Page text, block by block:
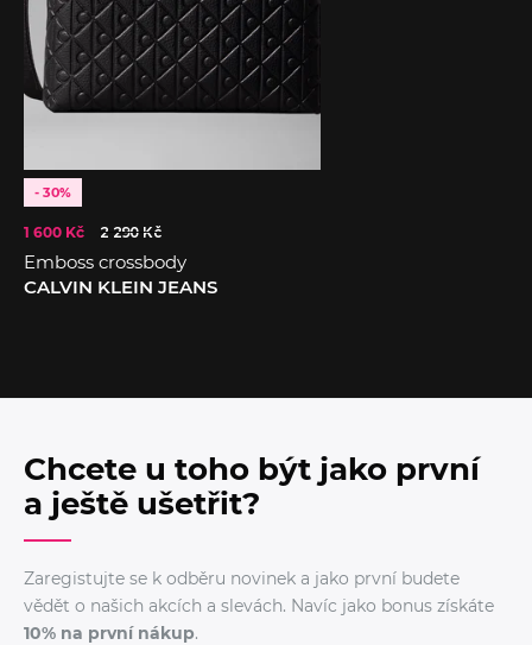
- 30%
1 600 Kč 2 290 Kč
Emboss crossbody
CALVIN KLEIN JEANS
Chcete u toho být jako první
a ještě ušetřit?
Zaregistujte se k odběru novinek a jako první budete
vědět o našich akcích a slevách. Navíc jako bonus získáte
10% na první nákup.